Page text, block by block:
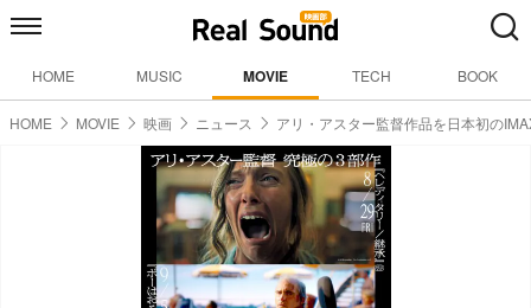
HOME MUSIC MOVIE TECH BOOK
HOME MOVIE 映画 ニュース アリ・アスター監督作品を日本初の